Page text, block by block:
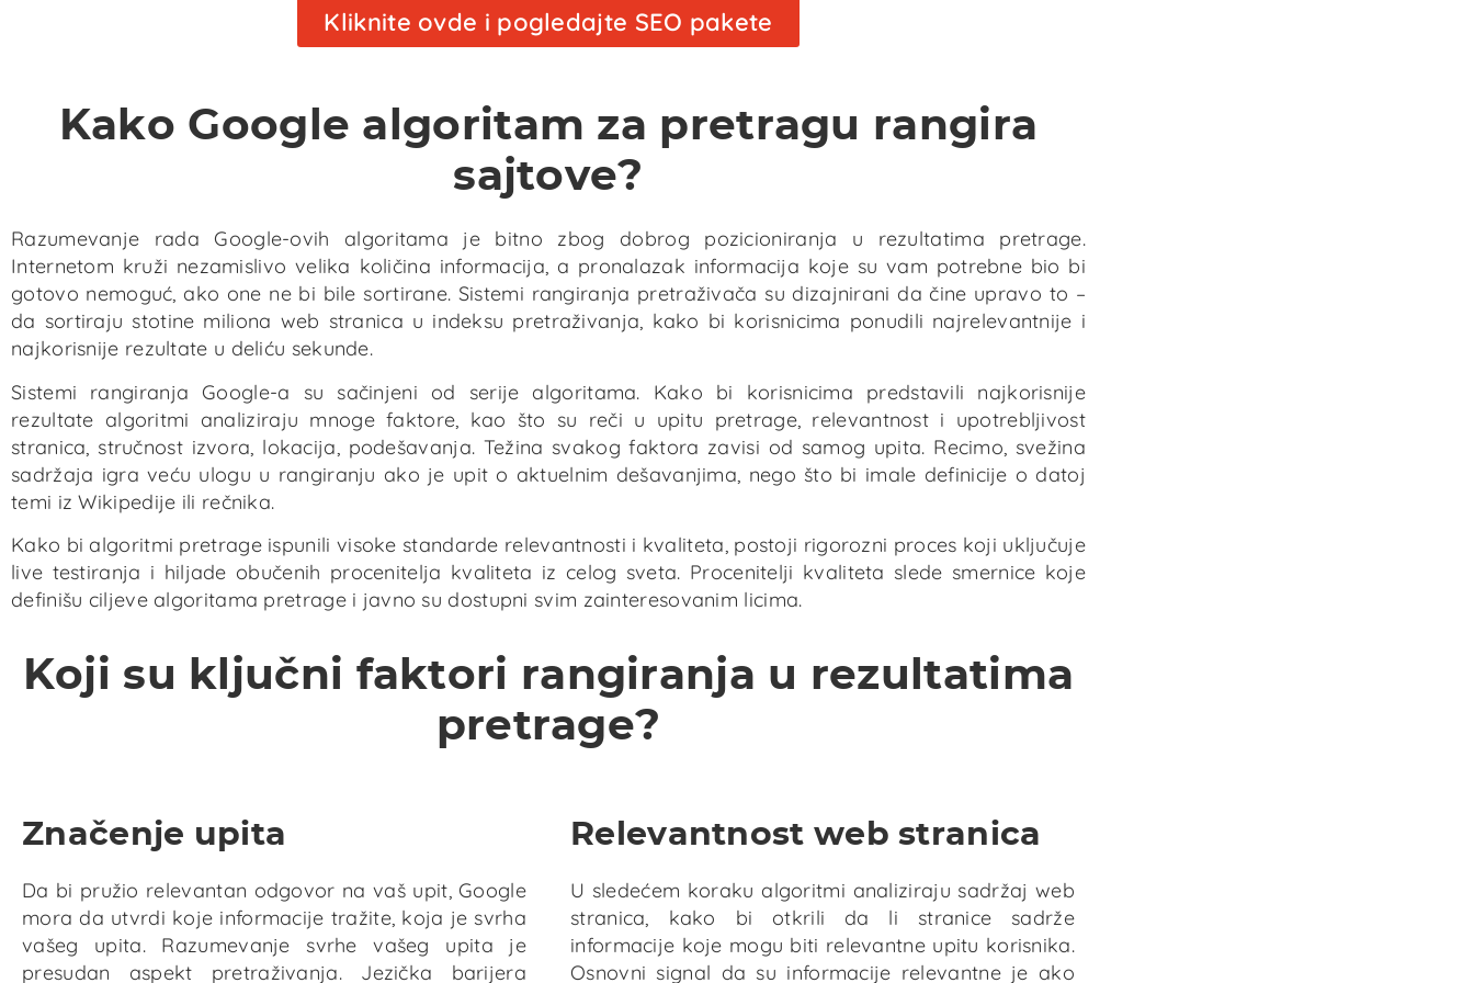
i meta naslove i meta opise. Umeću se ključne reči
na strateška mesta i sadržaj se optimizuje prema
odabranim ključnim rečima.
Analiza konkurencije obuhvata detaljnu analizu
sajta odakle se izvlače bitne informacije koje se
kasnije mogu primeniti prilikom kreiranja SEO
Kliknite ovde i pogledajte SEO pakete
Kako Google algoritam za pretragu rangira
sajtove?
Razumevanje rada Google-ovih algoritama je bitno zbog dobrog pozicioniranja u rezultatima pretrage.
Internetom kruži nezamislivo velika količina informacija, a pronalazak informacija koje su vam potrebne bio bi
gotovo nemoguć, ako one ne bi bile sortirane. Sistemi rangiranja pretraživača su dizajnirani da čine upravo to –
da sortiraju stotine miliona web stranica u indeksu pretraživanja, kako bi korisnicima ponudili najrelevantnije i
najkorisnije rezultate u deliću sekunde.
Sistemi rangiranja Google-a su sačinjeni od serije algoritama. Kako bi korisnicima predstavili najkorisnije
rezultate algoritmi analiziraju mnoge faktore, kao što su reči u upitu pretrage, relevantnost i upotrebljivost
stranica, stručnost izvora, lokacija, podešavanja. Težina svakog faktora zavisi od samog upita. Recimo, svežina
sadržaja igra veću ulogu u rangiranju ako je upit o aktuelnim dešavanjima, nego što bi imale definicije o datoj
temi iz Wikipedije ili rečnika.
Kako bi algoritmi pretrage ispunili visoke standarde relevantnosti i kvaliteta, postoji rigorozni proces koji uključuje
live testiranja i hiljade obučenih procenitelja kvaliteta iz celog sveta. Procenitelji kvaliteta slede smernice koje
definišu ciljeve algoritama pretrage i javno su dostupni svim zainteresovanim licima.
Koji su ključni faktori rangiranja u rezultatima
pretrage?
Značenje upita
Da bi pružio relevantan odgovor na vaš upit, Google
mora da utvrdi koje informacije tražite, koja je svrha
vašeg upita. Razumevanje svrhe vašeg upita je
presudan aspekt pretraživanja. Jezička barijera
Relevantnost web stranica
U sledećem koraku algoritmi analiziraju sadržaj web
stranica, kako bi otkrili da li stranice sadrže
informacije koje mogu biti relevantne upitu korisnika.
Osnovni signal da su informacije relevantne je ako